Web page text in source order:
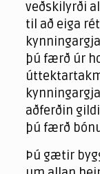
veðskilyrði
til að eiga
þú færð úr
aðferðin
þú færð
Þú gætir